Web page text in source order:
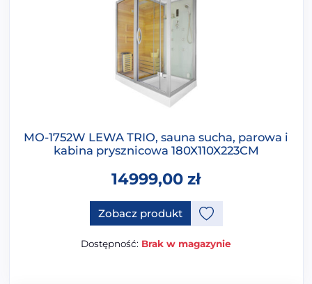
MO-1752W LEWA TRIO, sauna sucha, parowa i
kabina prysznicowa 180X110X223CM
14999,00 zł
Zobacz produkt
Dostępność: Brak w magazynie